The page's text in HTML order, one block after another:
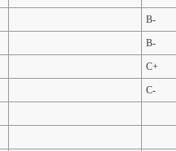
B-
B-
C+
C-